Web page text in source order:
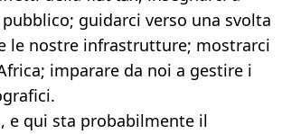
pubblico; guidarci verso una svolta
le nostre infrastrutture; mostrarci
imparare da noi a gestire i
e qui sta probabilmente il